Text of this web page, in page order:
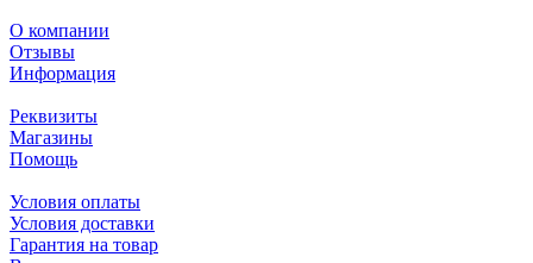
О компании
Отзывы
Информация
Реквизиты
Магазины
Помощь
Условия оплаты
Условия доставки
Гарантия на товар